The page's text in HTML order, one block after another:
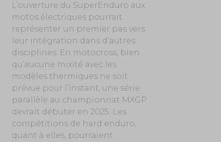
L’ouverture du SuperEnduro aux
motos électriques pourrait
représenter un premier pas vers
leur intégration dans d’autres
disciplines. En motocross, bien
qu’aucune mixité avec les
modèles thermiques ne soit
prévue pour l’instant, une série
parallèle au championnat MXGP
devrait débuter en 2025. Les
compétitions de hard enduro,
quant à elles, pourraient